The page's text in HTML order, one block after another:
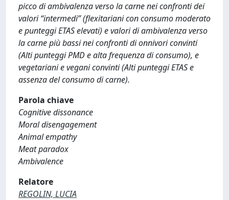
picco di ambivalenza verso la carne nei confronti dei
valori “intermedi” (flexitariani con consumo moderato
e punteggi ETAS elevati) e valori di ambivalenza verso
la carne più bassi nei confronti di onnivori convinti
(Alti punteggi PMD e alta frequenza di consumo), e
vegetariani e vegani convinti (Alti punteggi ETAS e
assenza del consumo di carne).
Parola chiave
Cognitive dissonance
Moral disengagement
Animal empathy
Meat paradox
Ambivalence
Relatore
REGOLIN, LUCIA